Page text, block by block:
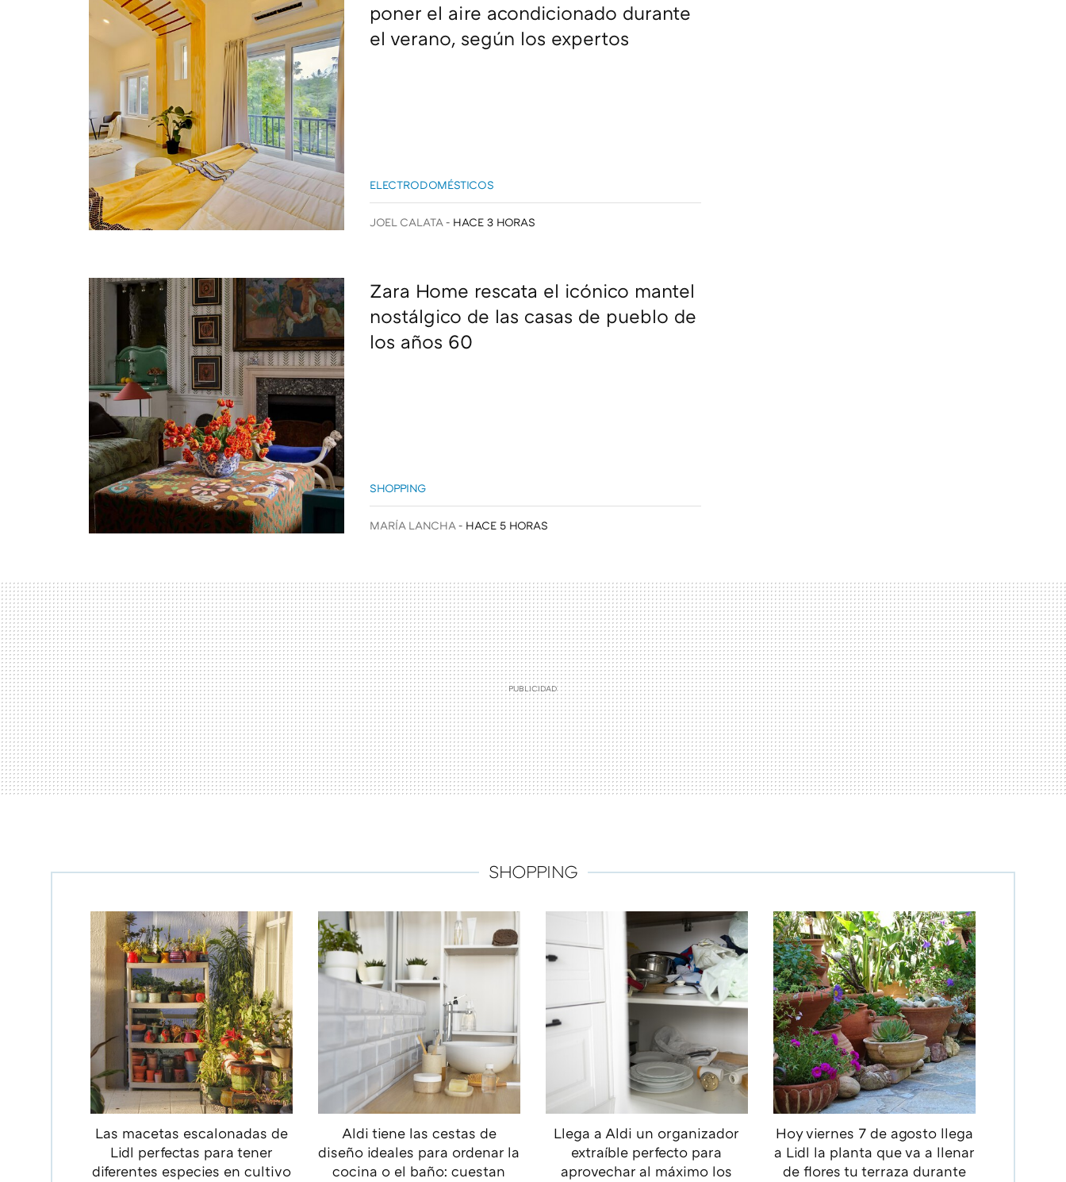
poner el aire acondicionado durante
el verano, según los expertos
ELECTRODOMÉSTICOS
JOEL CALATA HACE 3 HORAS
Zara Home rescata el icónico mantel
nostálgico de las casas de pueblo de
los años 60
SHOPPING
MARÍA LANCHA HACE 5 HORAS
SHOPPING
Las macetas escalonadas de
Lidl perfectas para tener
diferentes especies en cultivo
Aldi tiene las cestas de
diseño ideales para ordenar la
cocina o el baño: cuestan
Llega a Aldi un organizador
extraíble perfecto para
aprovechar al máximo los
Hoy viernes 7 de agosto llega
a Lidl la planta que va a llenar
de flores tu terraza durante